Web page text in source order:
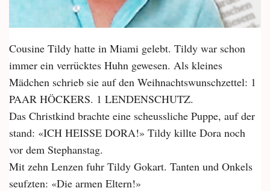
Cousine Tildy hatte in Miami gelebt. Tildy war schon
immer ein verrücktes Huhn gewesen. Als kleines
Mädchen schrieb sie auf den Weihnachtswunschzettel: 1
PAAR HÖCKERS. 1 LENDENSCHUTZ.
Das Christkind brachte eine scheussliche Puppe, auf der
stand: «ICH HEISSE DORA!» Tildy killte Dora noch
vor dem Stephanstag.
Mit zehn Lenzen fuhr Tildy Gokart. Tanten und Onkels
seufzten: «Die armen Eltern!»